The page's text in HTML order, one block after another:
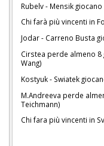
Rubelv - Mensik
Chi farà più vincenti in
Jodar - Carreno Busta
Cirstea perde almeno 8
Wang)
Kostyuk - Swiatek
M.Andreeva perde
Teichmann)
Chi fara più vincenti in